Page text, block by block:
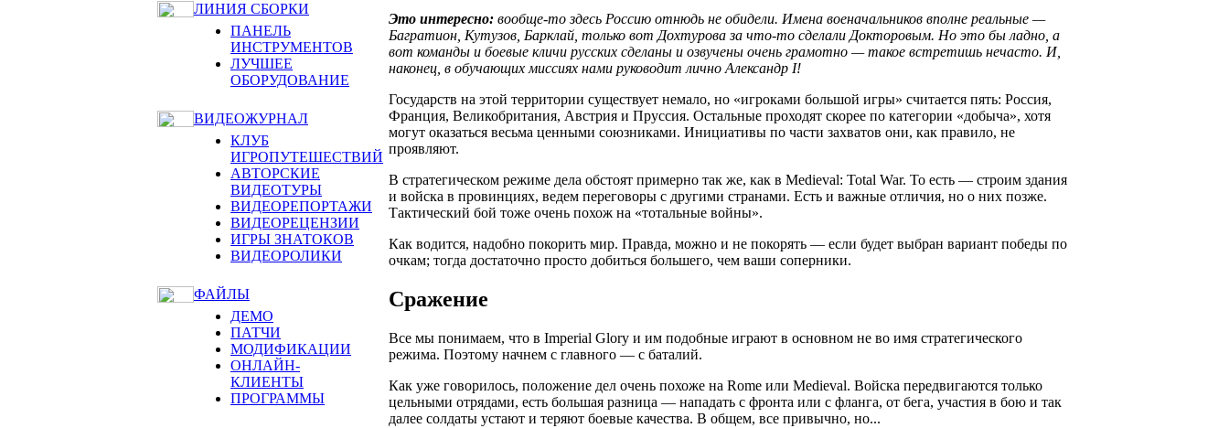
ЛИНИЯ СБОРКИ
ПАНЕЛЬ
ИНСТРУМЕНТОВ
ЛУЧШЕЕ
ОБОРУДОВАНИЕ
ВИДЕОЖУРНАЛ
КЛУБ
ИГРОПУТЕШЕСТВИЙ
АВТОРСКИЕ
ВИДЕОТУРЫ
ВИДЕОРЕПОРТАЖИ
ВИДЕОРЕЦЕНЗИИ
ИГРЫ ЗНАТОКОВ
ВИДЕОРОЛИКИ
ФАЙЛЫ
ДЕМО
ПАТЧИ
МОДИФИКАЦИИ
ОНЛАЙН-
КЛИЕНТЫ
ПРОГРАММЫ
Это интересно: вообще-то здесь Россию отнюдь не обидели. Имена военачальников вполне реальные —
Багратион, Кутузов, Барклай, только вот Дохтурова за что-то сделали Докторовым. Но это бы ладно, а
вот команды и боевые кличи русских сделаны и озвучены очень грамотно — такое встретишь нечасто. И,
наконец, в обучающих миссиях нами руководит лично Александр I!
Государств на этой территории существует немало, но «игроками большой игры» считается пять: Россия,
Франция, Великобритания, Австрия и Пруссия. Остальные проходят скорее по категории «добыча», хотя
могут оказаться весьма ценными союзниками. Инициативы по части захватов они, как правило, не
проявляют.
В стратегическом режиме дела обстоят примерно так же, как в Medieval: Total War. То есть — строим здания
и войска в провинциях, ведем переговоры с другими странами. Есть и важные отличия, но о них позже.
Тактический бой тоже очень похож на «тотальные войны».
Как водится, надобно покорить мир. Правда, можно и не покорять — если будет выбран вариант победы по
очкам; тогда достаточно просто добиться большего, чем ваши соперники.
Сражение
Все мы понимаем, что в Imperial Glory и им подобные играют в основном не во имя стратегического
режима. Поэтому начнем с главного — с баталий.
Как уже говорилось, положение дел очень похоже на Rome или Medieval. Войска передвигаются только
цельными отрядами, есть большая разница — нападать с фронта или с фланга, от бега, участия в бою и так
далее солдаты устают и теряют боевые качества. В общем, все привычно, но...